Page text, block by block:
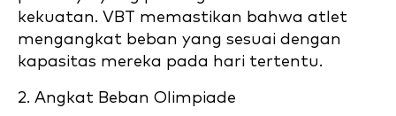
kekuatan. VBT memastikan bahwa atlet
mengangkat beban yang sesuai dengan
kapasitas mereka pada hari tertentu.
2. Angkat Beban Olimpiade